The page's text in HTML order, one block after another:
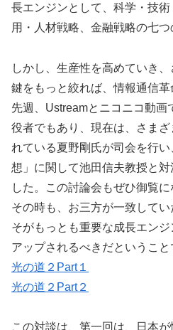
長エンジンとして、科学・技
用・人材戦略、金融戦略の七つ
しかし、生産性を高めていき
鍵をもっと絞れば、情報通信革
先週、Ustreamとニコニコ動画
役者でもあり、現在は、さま
れている夏野剛氏が司会を行
想」に関して池田信夫教授と
した。この討論会もぜひ御覧に
その時も、お三方が一致して
そがもっとも重要な成長エン
アップされるべきだということ
光の道２Part１
光の道２Part２
この対談は、第一回は、日本